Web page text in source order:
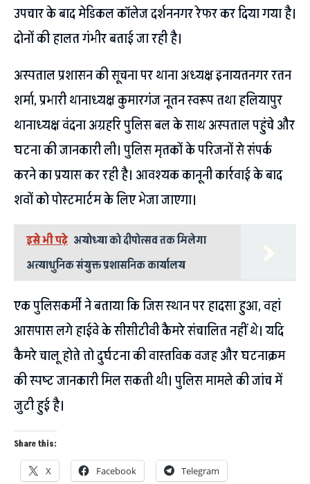
उपचार के बाद मेडिकल कॉलेज दर्शननगर रेफर कर दिया गया है।
दोनों की हालत गंभीर बताई जा रही है।
अस्पताल प्रशासन की सूचना पर थाना अध्यक्ष इनायतनगर रतन
शर्मा, प्रभारी थानाध्यक्ष कुमारगंज नूतन स्वरूप तथा हलियापुर
थानाध्यक्ष वंदना अग्रहरि पुलिस बल के साथ अस्पताल पहुंचे और
घटना की जानकारी ली। पुलिस मृतकों के परिजनों से संपर्क
करने का प्रयास कर रही है। आवश्यक कानूनी कार्रवाई के बाद
शवों को पोस्टमार्टम के लिए भेजा जाएगा।
इसे भी पढ़े अयोध्या को दीपोत्सव तक मिलेगा
अत्याधुनिक संयुक्त प्रशासनिक कार्यालय
एक पुलिसकर्मी ने बताया कि जिस स्थान पर हादसा हुआ, वहां
आसपास लगे हाईवे के सीसीटीवी कैमरे संचालित नहीं थे। यदि
कैमरे चालू होते तो दुर्घटना की वास्तविक वजह और घटनाक्रम
की स्पष्ट जानकारी मिल सकती थी। पुलिस मामले की जांच में
जुटी हुई है।
Share this:
X Facebook Telegram